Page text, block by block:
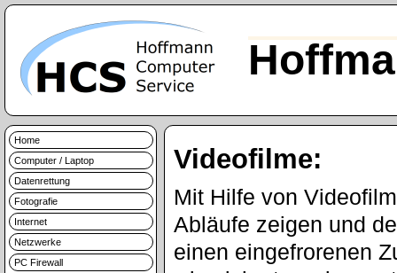
Home
Computer / Laptop
Datenrettung
Fotografie
Internet
Netzwerke
PC Firewall
Videofilme:
Mit Hilfe von
Abläufe zeigen und
einen eingefrorenen